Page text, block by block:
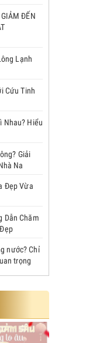
ĐẾN
Lạnh
Cứu Tinh
Nhau? Hiểu
Giải
Na
Đẹp Vừa
Dẫn Chăm
nước? Chỉ
trọng